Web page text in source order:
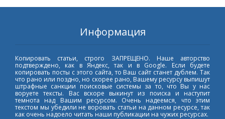
Информация
Копировать статьи, строго ЗАПРЕЩЕНО. Наше авторство
подтверждено, как в Яндекс, так и в Google. Если будете
копировать посты с этого сайта, то Ваш сайт станет дублем. Так
что рано или поздно, но скорее рано, Вашему ресурсу выпишут
штрафные санкции поисковые системы за то, что Вы у нас
воруете тексты. Вас вскоре выкинут из поиска и наступит
темнота над Вашим ресурсом. Очень надеемся, что этим
текстом мы убедили не воровать статьи на данном ресурсе, так
как очень надоело читать наши публикации на чужих ресурсах.